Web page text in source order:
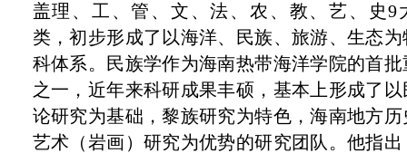
盖理、工、管、文、法、农、教、艺、史9
类，初步形成了以海洋、民族、旅游、生态
科体系。民族学作为海南热带海洋学院的首
之一，近年来科研成果丰硕 ，基本上形成了
论研究为基础，黎族研究为特色，海南地方
艺术（岩画）研究为优势的研究团队。他指